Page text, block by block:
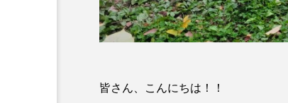
皆さん、こんにちは！！